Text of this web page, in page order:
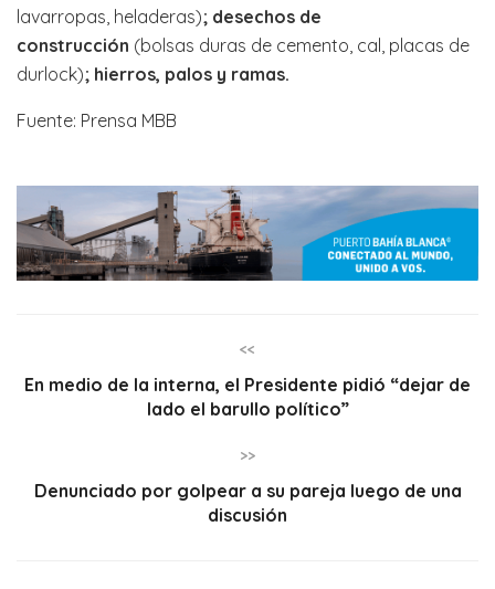
lavarropas, heladeras); desechos de
construcción (bolsas duras de cemento, cal, placas de
durlock); hierros, palos y ramas.
Fuente: Prensa MBB
<<
En medio de la interna, el Presidente pidió “dejar de
lado el barullo político”
>>
Denunciado por golpear a su pareja luego de una
discusión